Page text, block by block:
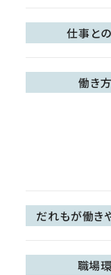
仕事と
働き
だれもが働き
職場